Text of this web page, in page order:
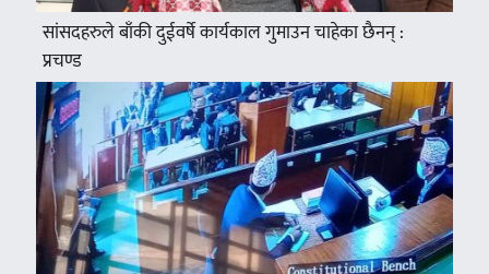
सांसदहरुले बाँकी दुईवर्षे कार्यकाल गुमाउन चाहेका छैनन् :
प्रचण्ड